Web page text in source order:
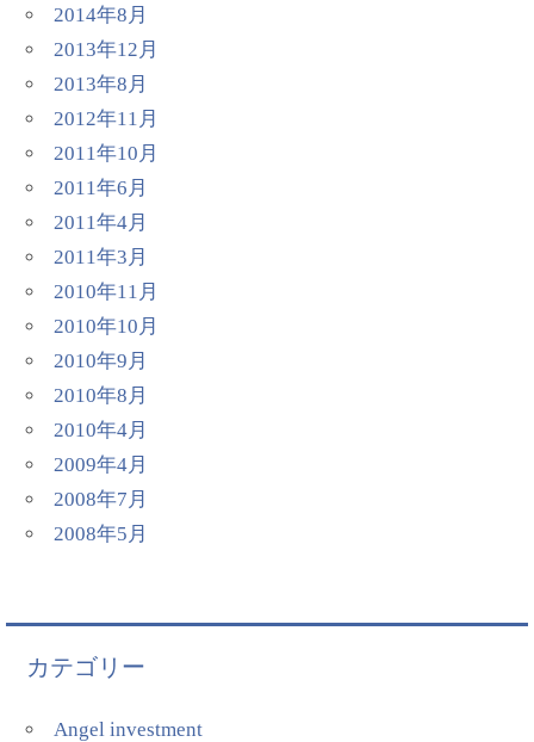
2014年8月
2013年12月
2013年8月
2012年11月
2011年10月
2011年6月
2011年4月
2011年3月
2010年11月
2010年10月
2010年9月
2010年8月
2010年4月
2009年4月
2008年7月
2008年5月
カテゴリー
Angel investment